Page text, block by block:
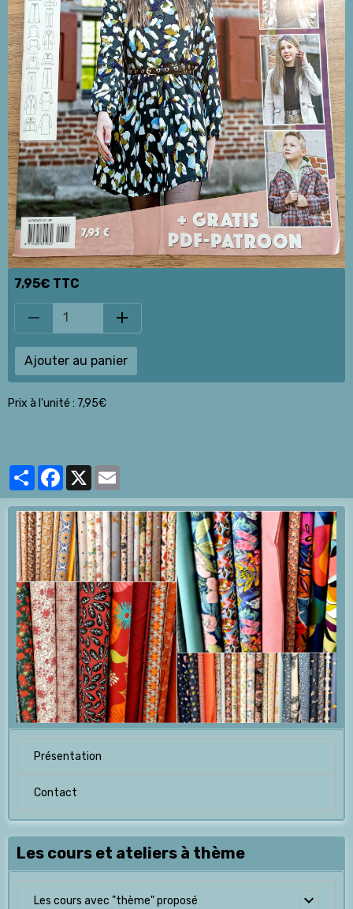
7,95€ TTC
Ajouter au panier
Prix à l'unité : 7,95€
PartagerFacebook
Présentation
Contact
Les cours et ateliers à thème
Les cours avec "thème" proposé